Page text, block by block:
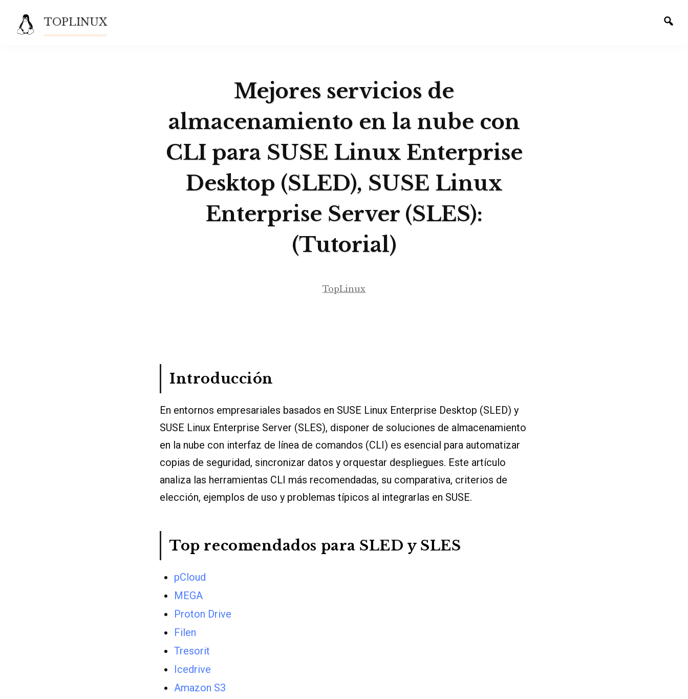
contenido
TOPLINUX
Mejores servicios de
almacenamiento en la nube con
CLI para SUSE Linux Enterprise
Desktop (SLED), SUSE Linux
Enterprise Server (SLES):
(Tutorial)
TopLinux
Introducción
En entornos empresariales basados en SUSE Linux Enterprise Desktop (SLED) y
SUSE Linux Enterprise Server (SLES), disponer de soluciones de almacenamiento
en la nube con interfaz de línea de comandos (CLI) es esencial para automatizar
copias de seguridad, sincronizar datos y orquestar despliegues. Este artículo
analiza las herramientas CLI más recomendadas, su comparativa, criterios de
elección, ejemplos de uso y problemas típicos al integrarlas en SUSE.
Top recomendados para SLED y SLES
pCloud
MEGA
Proton Drive
Filen
Tresorit
Icedrive
Amazon S3